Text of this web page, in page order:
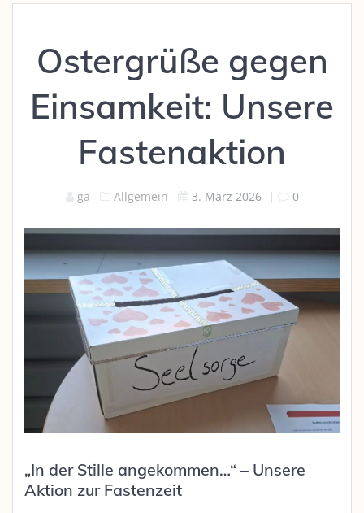
Ostergrüße gegen
Einsamkeit: Unsere
Fastenaktion
ga Allgemein 3. März 2026| 0
„In der Stille angekommen…“ – Unsere
Aktion zur Fastenzeit